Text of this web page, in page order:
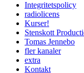
Integritetspolicy
radiolicens
Kurser!
Stenskott
Tomas Jennebo
fler kanaler
extra
Kontakt